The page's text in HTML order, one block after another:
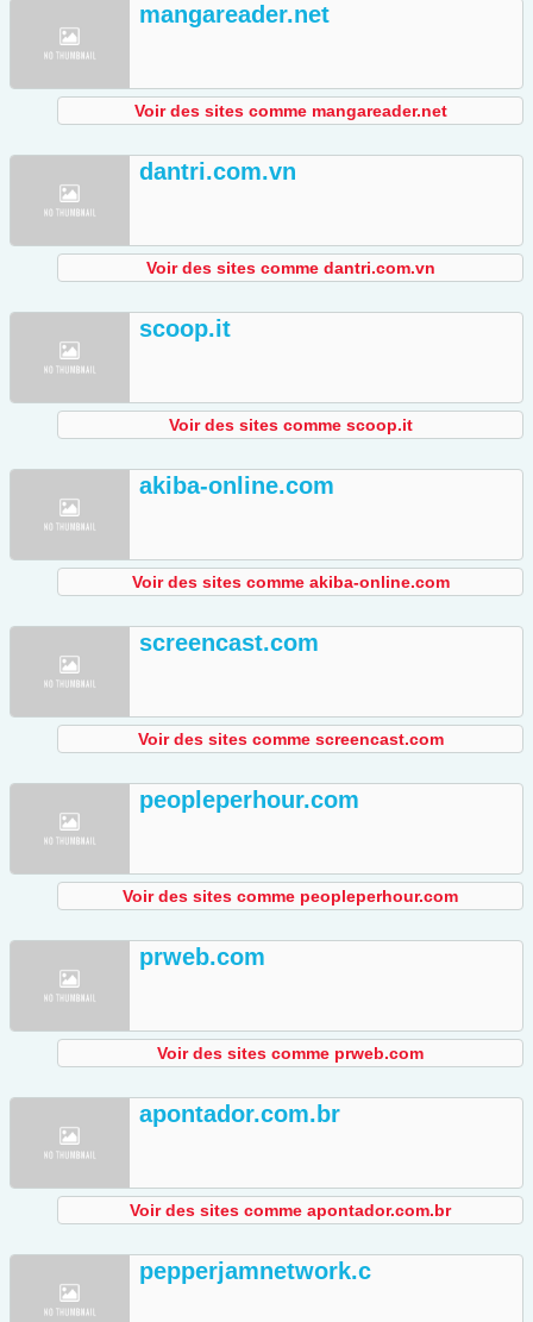
mangareader.net
Voir des sites comme mangareader.net
dantri.com.vn
Voir des sites comme dantri.com.vn
scoop.it
Voir des sites comme scoop.it
akiba-online.com
Voir des sites comme akiba-online.com
screencast.com
Voir des sites comme screencast.com
peopleperhour.com
Voir des sites comme peopleperhour.com
prweb.com
Voir des sites comme prweb.com
apontador.com.br
Voir des sites comme apontador.com.br
pepperjamnetwork.c